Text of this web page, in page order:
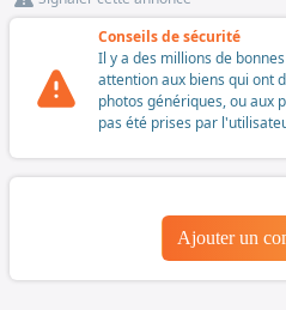
Conseils de sécurité
Il y a des millions de
attention aux biens qui ont
photos génériques, ou aux
pas été prises par
Ajouter un